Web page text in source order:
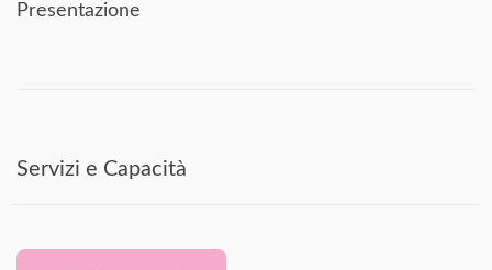
Presentazione
Servizi e Capacità